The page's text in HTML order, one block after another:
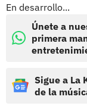
En desarrollo...
Únete a
primera
Sigue a La
de la